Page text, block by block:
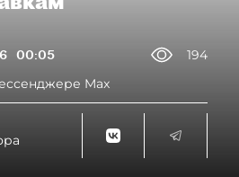
00:05
194
Max